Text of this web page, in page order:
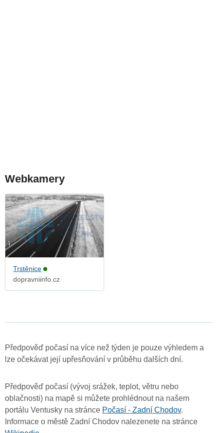
Webkamery
Trstěnice
dopravniinfo.cz
Předpověď počasí na více než týden je pouze výhledem a
lze očekávat její upřesňování v průběhu dalších dní.
Předpověď počasí (vývoj srážek, teplot, větru nebo
oblačnosti) na mapě si můžete prohlédnout na našem
portálu Ventusky na stránce Počasí - Zadní Chodov.
Informace o městě Zadní Chodov nalezenete na stránce